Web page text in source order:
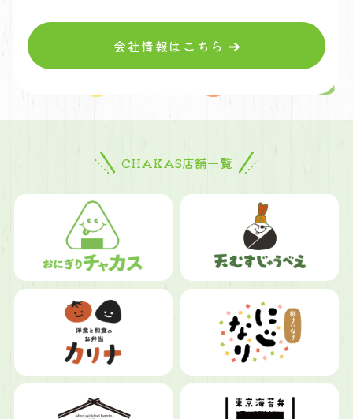
会社情報はこちら
CHAKAS店舗一覧